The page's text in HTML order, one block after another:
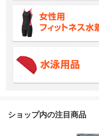
ショップ内の注目商品